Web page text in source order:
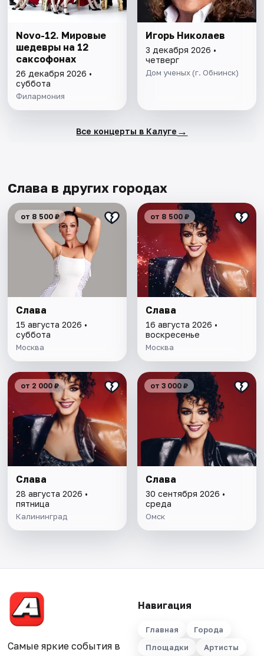
Novo-12. Мировые
шедевры на 12
саксофонах
26 декабря 2026 •
суббота
Филармония
Игорь Николаев
3 декабря 2026 •
четверг
Дом ученых (г. Обнинск)
Все концерты в Калуге →
Слава в других городах
от 8 500 ₽
Слава
15 августа 2026 •
суббота
Москва
от 8 500 ₽
Слава
16 августа 2026 •
воскресенье
Москва
от 2 000 ₽
Слава
28 августа 2026 •
пятница
Калининград
от 3 000 ₽
Слава
30 сентября 2026 •
среда
Омск
Самые яркие события в
Навигация
Главная
Города
Площадки
Артисты